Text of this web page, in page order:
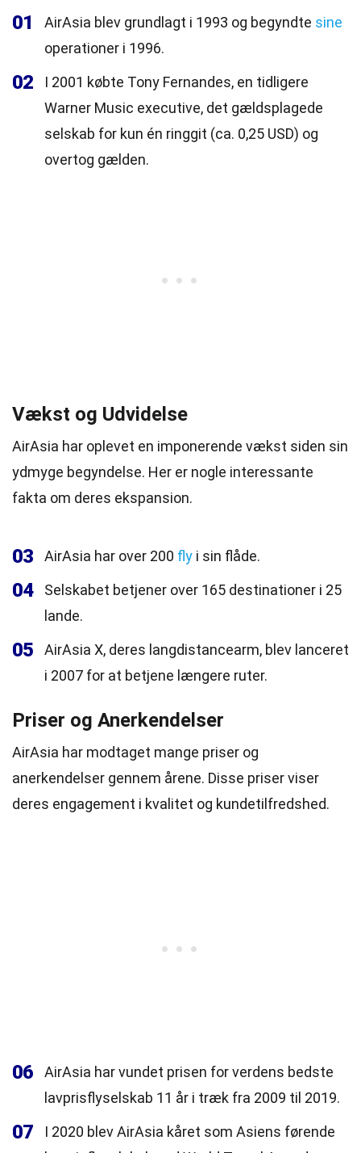
01 AirAsia blev grundlagt i 1993 og begyndte sine
operationer i 1996.
02
I 2001 købte Tony Fernandes, en tidligere
Warner Music executive, det gældsplagede
selskab for kun én ringgit (ca. 0,25 USD) og
overtog gælden.
Vækst og Udvidelse
AirAsia har oplevet en imponerende vækst siden sin
ydmyge begyndelse. Her er nogle interessante
fakta om deres ekspansion.
03 AirAsia har over 200 fly i sin flåde.
04
Selskabet betjener over 165 destinationer i 25
lande.
05
AirAsia X, deres langdistancearm, blev lanceret
i 2007 for at betjene længere ruter.
Priser og Anerkendelser
AirAsia har modtaget mange priser og
anerkendelser gennem årene. Disse priser viser
deres engagement i kvalitet og kundetilfredshed.
06
AirAsia har vundet prisen for verdens bedste
lavprisflyselskab 11 år i træk fra 2009 til 2019.
07
I 2020 blev AirAsia kåret som Asiens førende